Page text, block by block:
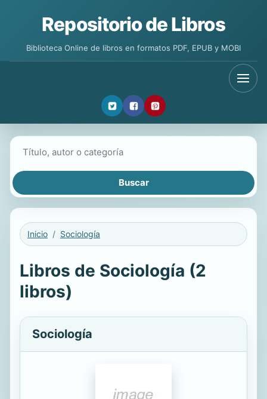
Repositorio de Libros
Biblioteca Online de libros en formatos PDF, EPUB y MOBI
Inicio Sociología
Libros de Sociología (2
libros)
Sociología